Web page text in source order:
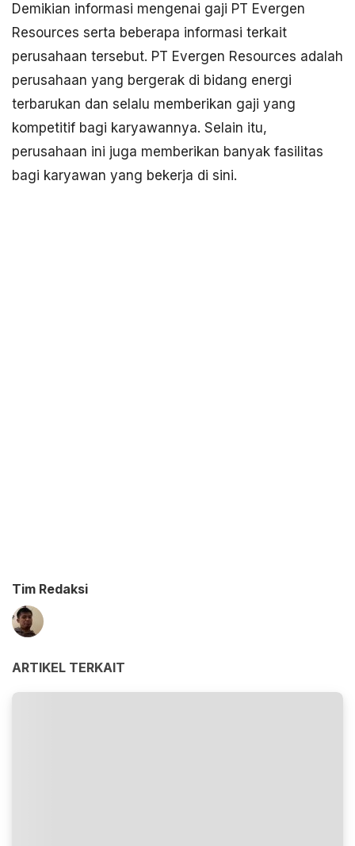
Demikian informasi mengenai gaji PT Evergen
Resources serta beberapa informasi terkait
perusahaan tersebut. PT Evergen Resources adalah
perusahaan yang bergerak di bidang energi
terbarukan dan selalu memberikan gaji yang
kompetitif bagi karyawannya. Selain itu,
perusahaan ini juga memberikan banyak fasilitas
bagi karyawan yang bekerja di sini.
Tim Redaksi
ARTIKEL TERKAIT